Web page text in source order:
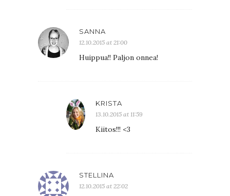
SANNA
12.10.2015 at 21:00
Huippua!! Paljon onnea!
KRISTA
13.10.2015 at 11:59
Kiitos!!! <3
STELLINA
12.10.2015 at 22:02